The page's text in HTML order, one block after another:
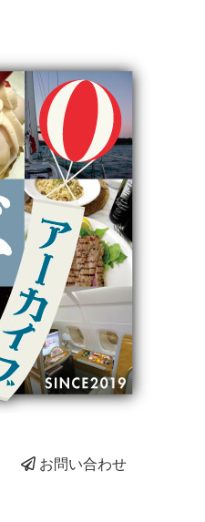
お問い合わせ